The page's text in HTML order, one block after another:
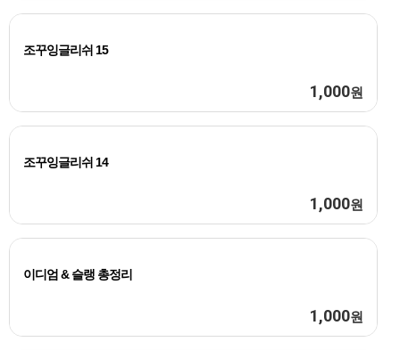
조꾸잉글리쉬 15
1,000원
조꾸잉글리쉬 14
1,000원
이디엄 & 슬랭 총정리
1,000원